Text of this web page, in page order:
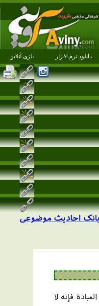
دانلود نرم افزار بازی آنلاین
بانک احادیث موضوعی
فإنه لا